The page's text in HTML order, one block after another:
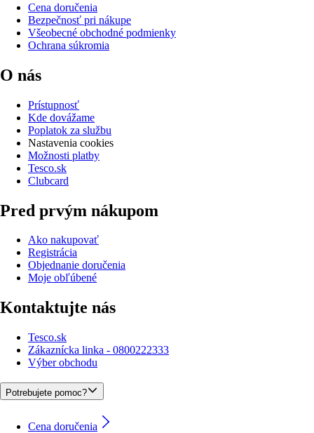
Cena doručenia
Bezpečnosť pri nákupe
Všeobecné obchodné podmienky
Ochrana súkromia
O nás
Prístupnosť
Kde dovážame
Poplatok za službu
Nastavenia cookies
Možnosti platby
Tesco.sk
Clubcard
Pred prvým nákupom
Ako nakupovať
Registrácia
Objednanie doručenia
Moje obľúbené
Kontaktujte nás
Tesco.sk
Zákaznícka linka - 0800222333
Výber obchodu
Potrebujete pomoc?
Cena doručenia